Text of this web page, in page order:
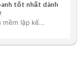
tốt nhất dành
mềm lập kế...